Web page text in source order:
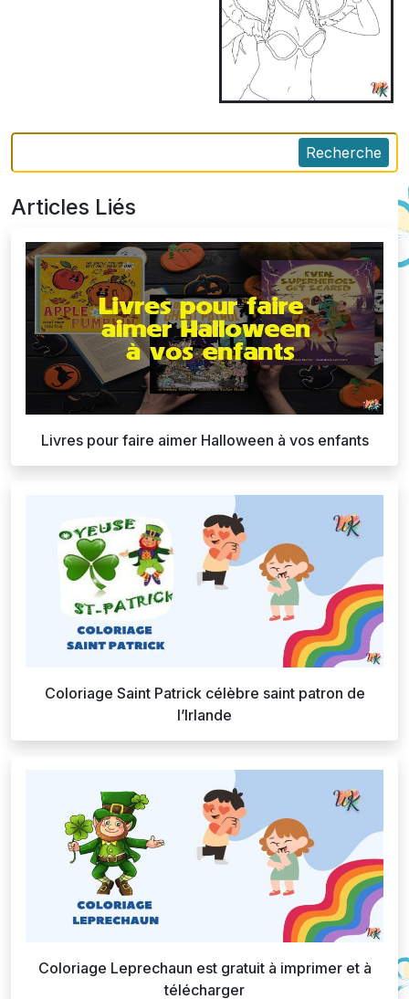
Recherche
Articles Liés
Livres pour faire aimer Halloween à vos enfants
Coloriage Saint Patrick célèbre saint patron de
l’Irlande
Coloriage Leprechaun est gratuit à imprimer et à
télécharger